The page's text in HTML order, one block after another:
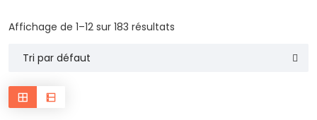
Affichage de 1–12 sur 183 résultats